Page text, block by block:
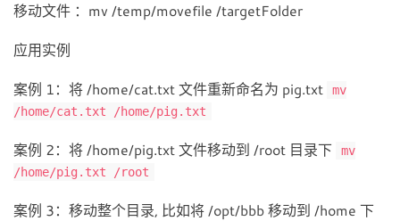
移动文件 ：mv /temp/movefile /targetFolder
应用实例
案例 1：将 /home/cat.txt 文件重新命名为 pig.txt
mv
/home/cat.txt /home/pig.txt
案例 2：将 /home/pig.txt 文件移动到 /root 目录下
mv
/home/pig.txt /root
案例 3：移动整个目录, 比如将 /opt/bbb 移动到 /home 下